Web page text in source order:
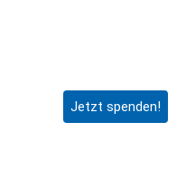
Jetzt spenden!